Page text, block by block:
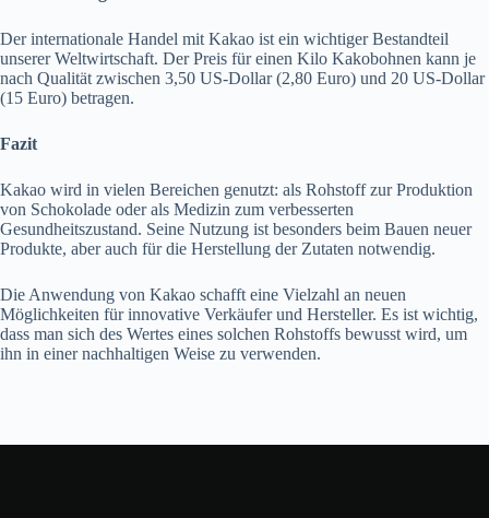
Der internationale Handel mit Kakao ist ein wichtiger Bestandteil
unserer Weltwirtschaft. Der Preis für einen Kilo Kakobohnen kann je
nach Qualität zwischen 3,50 US-Dollar (2,80 Euro) und 20 US-Dollar
(15 Euro) betragen.
Fazit
Kakao wird in vielen Bereichen genutzt: als Rohstoff zur Produktion
von Schokolade oder als Medizin zum verbesserten
Gesundheitszustand. Seine Nutzung ist besonders beim Bauen neuer
Produkte, aber auch für die Herstellung der Zutaten notwendig.
Die Anwendung von Kakao schafft eine Vielzahl an neuen
Möglichkeiten für innovative Verkäufer und Hersteller. Es ist wichtig,
dass man sich des Wertes eines solchen Rohstoffs bewusst wird, um
ihn in einer nachhaltigen Weise zu verwenden.